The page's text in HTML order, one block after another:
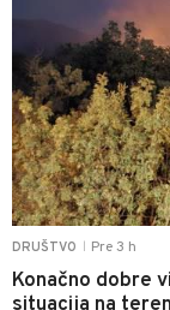
DRUŠTVO Pre 3 h
Konačno dobre